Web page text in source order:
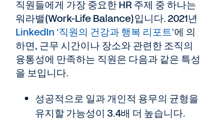
직원들에게 가장 중요한 HR 주제 중 하나는
워라밸(Work-Life Balance)입니다. 2021년
LinkedIn ‘직원의 건강과 행복 리포트’에 의
하면, 근무 시간이나 장소와 관련한 조직의
융통성에 만족하는 직원은 다음과 같은 특성
을 보입니다.
성공적으로 일과 개인적 용무의 균형을
유지할 가능성이 3.4배 더 높습니다.